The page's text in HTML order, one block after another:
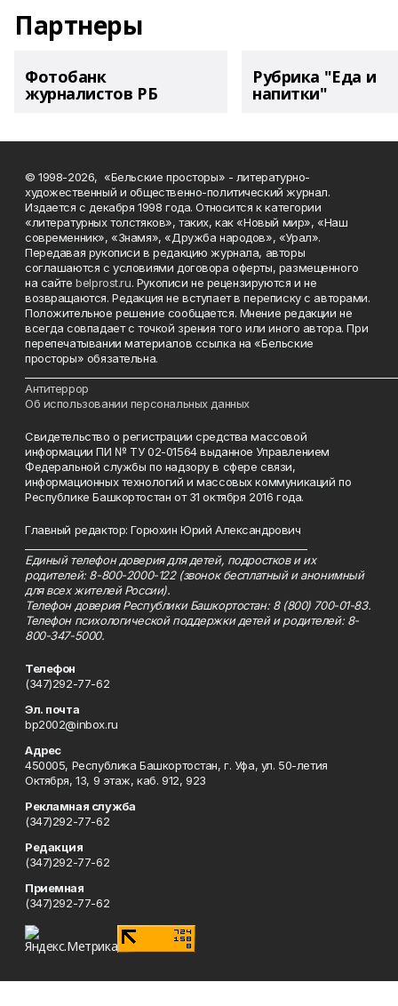
Партнеры
Фотобанк
журналистов РБ
Рубрика "Еда и
напитки"
© 1998-2026, «Бельские просторы» - литературно-
художественный и общественно-политический журнал.
Издается с декабря 1998 года. Относится к категории
«литературных толстяков», таких, как «Новый мир», «Наш
современник», «Знамя», «Дружба народов», «Урал».
Передавая рукописи в редакцию журнала, авторы
соглашаются с условиями договора оферты, размещенного
на сайтеbelprost.ru. Рукописи не рецензируются и не
возвращаются. Редакция не вступает в переписку с авторами.
Положительное решение сообщается. Мнение редакции не
всегда совпадает с точкой зрения того или иного автора. При
перепечатывании материалов ссылка на «Бельские
просторы» обязательна.
Антитеррор
Об использовании персональных данных
Свидетельство о регистрации средства массовой
информации ПИ № ТУ 02-01564 выданное Управлением
Федеральной службы по надзору в сфере связи,
информационных технологий и массовых коммуникаций по
Республике Башкортостан от 31 октября 2016 года.
Главный редактор: Горюхин Юрий Александрович
Единый телефон доверия для детей, подростков и их
родителей: 8-800-2000-122 (звонок бесплатный и анонимный
для всех жителей России).
Телефон доверия Республики Башкортостан: 8 (800) 700-01-83.
Телефон психологической поддержки детей и родителей: 8-
800-347-5000.
Телефон
(347)292-77-62
Эл. почта
bp2002@inbox.ru
Адрес
450005, Республика Башкортостан, г. Уфа, ул. 50-летия
Октября, 13, 9 этаж, каб. 912, 923
Рекламная служба
(347)292-77-62
Редакция
(347)292-77-62
Приемная
(347)292-77-62